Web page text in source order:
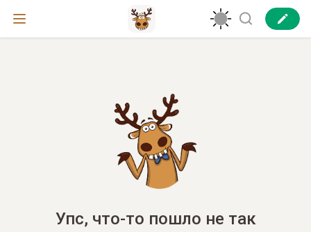
Упс, что-то пошло не так